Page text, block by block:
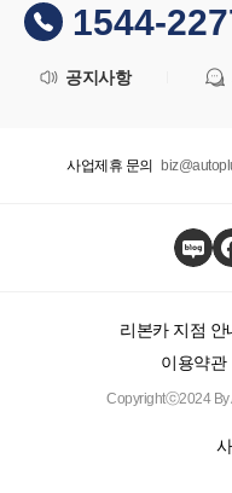
1544-
공지사항
사업제휴 문의
리본카 지점 안
이용약관
Copyrightⓒ2024 By